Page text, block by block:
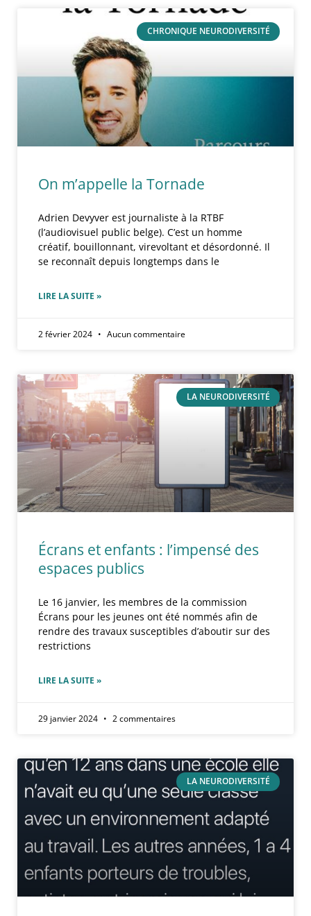
CHRONIQUE NEURODIVERSITÉ
On m’appelle la Tornade
Adrien Devyver est journaliste à la RTBF
(l’audiovisuel public belge). C’est un homme
créatif, bouillonnant, virevoltant et désordonné. Il
se reconnaît depuis longtemps dans le
LIRE LA SUITE »
2 février 2024 Aucun commentaire
LA NEURODIVERSITÉ
Écrans et enfants : l’impensé des
espaces publics
Le 16 janvier, les membres de la commission
Écrans pour les jeunes ont été nommés afin de
rendre des travaux susceptibles d’aboutir sur des
restrictions
LIRE LA SUITE »
29 janvier 2024 2 commentaires
LA NEURODIVERSITÉ